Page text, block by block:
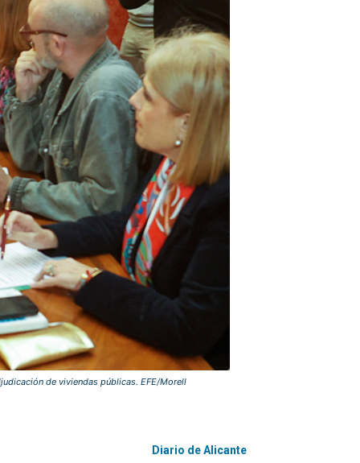
de viviendas públicas. EFE/Morell
Diario de Alicante